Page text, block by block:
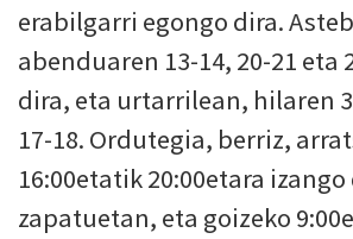
erabilgarri egongo dira.
abenduaren 13-14, 20-21 eta
dira, eta urtarrilean, hilaren
17-18. Ordutegia, berriz,
16:00etatik 20:00etara izango
zapatuetan, eta goizeko